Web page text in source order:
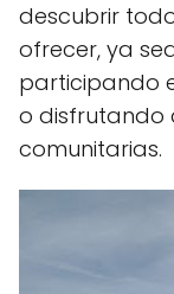
descubrir
ofrecer, ya
participando
o disfrutando
comunitarias.